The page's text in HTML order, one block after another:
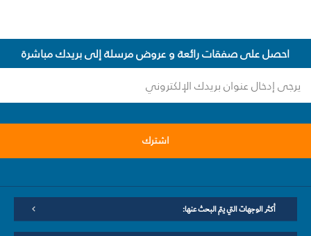
احصل على صفقات رائعة و عروض مرسلة إلى بريدك مباشرة
اشترك
أكثر الوجهات التي يتم البحث عنها: